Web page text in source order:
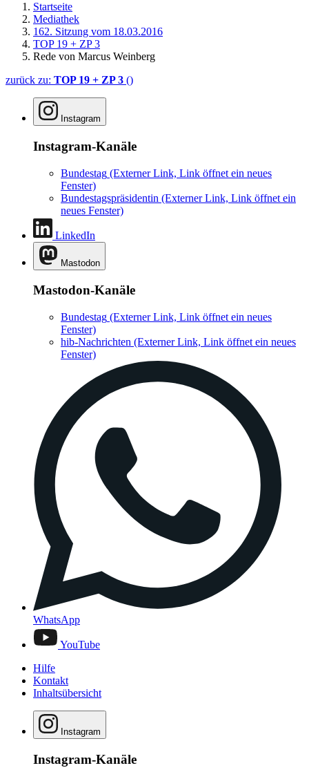
Startseite
Mediathek
162. Sitzung vom 18.03.2016
TOP 19 + ZP 3
Rede von Marcus Weinberg
zurück zu: TOP 19 + ZP 3 ()
Instagram
Instagram-Kanäle
Bundestag (Externer Link, Link öffnet ein neues
Fenster)
Bundestagspräsidentin (Externer Link, Link öffnet ein
neues Fenster)
LinkedIn
Mastodon
Mastodon-Kanäle
Bundestag (Externer Link, Link öffnet ein neues
Fenster)
hib-Nachrichten (Externer Link, Link öffnet ein neues
Fenster)
WhatsApp
YouTube
Hilfe
Kontakt
Inhaltsübersicht
Instagram
Instagram-Kanäle